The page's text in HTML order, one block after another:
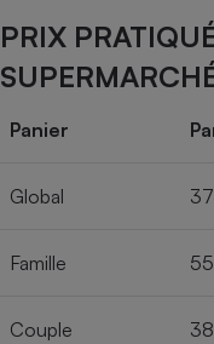
PRIX
Panier
Global
Famille
Couple